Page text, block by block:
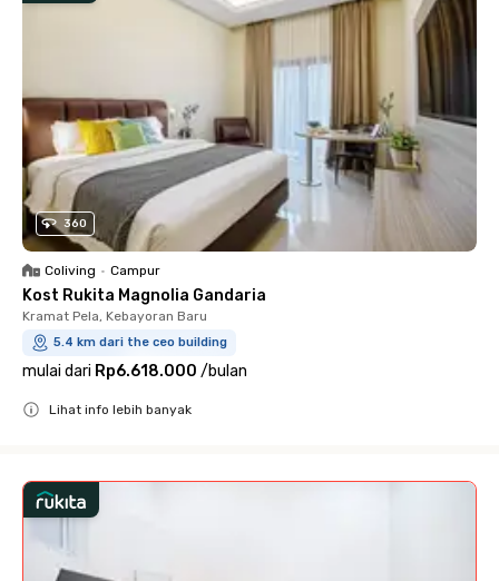
360
Coliving • Campur
Kost Rukita Magnolia Gandaria
Kramat Pela, Kebayoran Baru
5.4 km dari the ceo building
mulai dari Rp6.618.000 /bulan
Lihat info lebih banyak